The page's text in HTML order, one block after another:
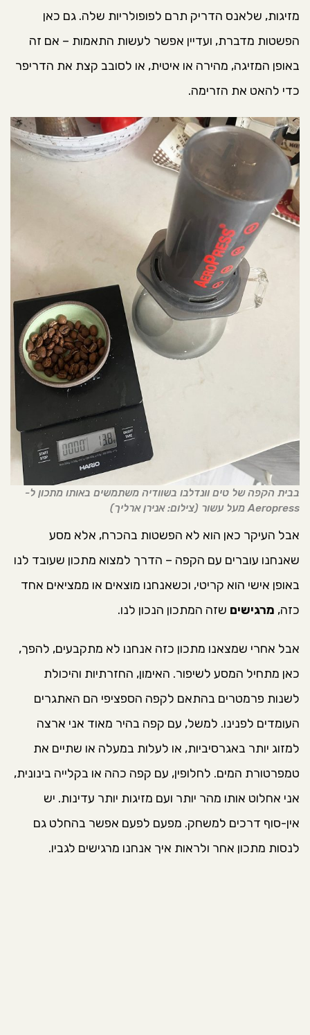
מזיגות, שלאנס הדריק תרם לפופולריות שלה. גם כאן
הפשטות מדברת, ועדיין אפשר לעשות התאמות – אם זה
באופן המזיגה, מהירה או איטית, או לסובב קצת את הדריפר
כדי להאט את הזרימה.
בבית הקפה של טים וונדלבו בשוודיה משתמשים באותו מתכון ל-
Aeropress מעל עשור (צילום: אנירן ארליך)
אבל העיקר כאן הוא לא הפשטות בהכרח, אלא מסע
שאנחנו עוברים עם הקפה – הדרך למצוא מתכון שעובד לנו
באופן אישי הוא קריטי, וכשאנחנו מוצאים או ממציאים אחד
כזה, מרגישים שזה המתכון הנכון לנו.
אבל אחרי שמצאנו מתכון כזה אנחנו לא מתקבעים, להפך,
כאן מתחיל המסע לשיפור. האימון, החזרתיות והיכולת
לשנות פרמטרים בהתאם לקפה הספציפי הם האתגרים
העומדים לפנינו. למשל, עם קפה בהיר מאוד אני ארצה
למזוג יותר באגרסיביות, או לעלות במעלה או שתיים את
טמפרטורת המים. לחלופין, עם קפה כהה או בקלייה בינונית,
אני אחלוט אותו מהר יותר ועם מזיגות יותר עדינות. יש
אין-סוף דרכים למשחק. מפעם לפעם אפשר בהחלט גם
לנסות מתכון אחר ולראות איך אנחנו מרגישים לגביו.